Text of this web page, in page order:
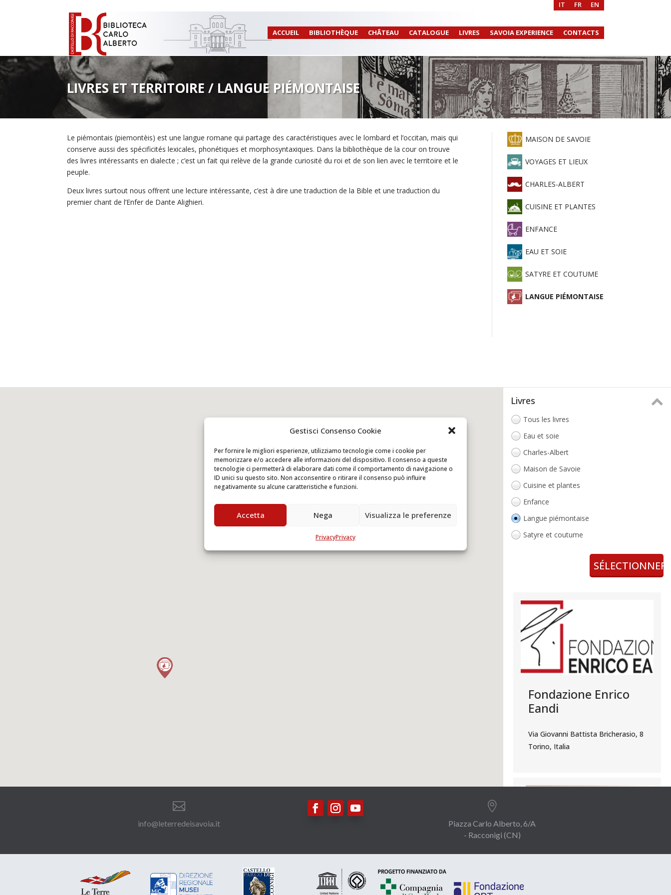
Gestisci Consenso Cookie
Per fornire le migliori esperienze, utilizziamo tecnologie come i cookie per
memorizzare e/o accedere alle informazioni del dispositivo. Il consenso a queste
tecnologie ci permetterà di elaborare dati come il comportamento di navigazione o
ID unici su questo sito. Non acconsentire o ritirare il consenso può influire
negativamente su alcune caratteristiche e funzioni.
Accetta Nega Visualizza le preferenze
PrivacyPrivacy
IT FR EN
ACCUEIL BIBLIOTHÈQUE CHÂTEAU CATALOGUE LIVRES SAVOIA EXPERIENCE CONTACTS
LIVRES ET TERRITOIRE / LANGUE PIÉMONTAISE
Le piémontais (piemontèis) est une langue romane qui partage des caractéristiques avec le lombard et l’occitan, mais qui
conserve aussi des spécificités lexicales, phonétiques et morphosyntaxiques. Dans la bibliothèque de la cour on trouve
des livres intéressants en dialecte ; c’est un fait qui relève de la grande curiosité du roi et de son lien avec le territoire et le
peuple.
Deux livres surtout nous offrent une lecture intéressante, c’est à dire une traduction de la Bible et une traduction du
premier chant de l’Enfer de Dante Alighieri.
MAISON DE SAVOIE
VOYAGES ET LIEUX
CHARLES-ALBERT
CUISINE ET PLANTES
ENFANCE
EAU ET SOIE
SATYRE ET COUTUME
LANGUE PIÉMONTAISE
Livres
Tous les livres
Eau et soie
Charles-Albert
Maison de Savoie
Cuisine et plantes
Enfance
Langue piémontaise
Satyre et coutume
SÉLECTIONNER
Fondazione Enrico
Eandi
Via Giovanni Battista Bricherasio, 8
Torino, Italia

info@leterredeisavoia.it

Piazza Carlo Alberto, 6/A
- Racconigi (CN)